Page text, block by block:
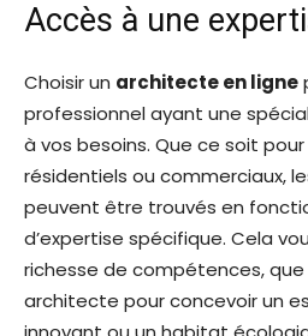
Accès à une
Choisir un architecte en ligne
professionnel ayant une
à vos besoins. Que ce soit
résidentiels ou commerciaux,
peuvent être trouvés en
d’expertise spécifique. Cela
richesse de compétences, que
architecte pour concevoir un